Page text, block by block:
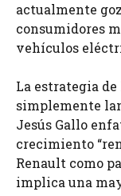
actualmente
consumidores
vehículos
La estrategia
simplemente
Jesús Gallo
crecimiento
Renault como
implica una